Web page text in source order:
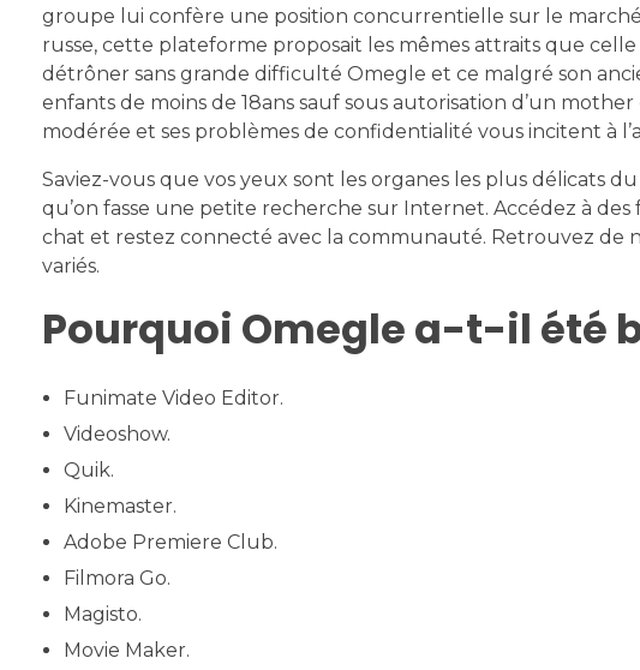
groupe lui confère une position concurrentielle sur le
russe, cette plateforme proposait les mêmes attraits que
détrôner sans grande difficulté Omegle et ce malgré son
enfants de moins de 18ans sauf sous autorisation d’un mother
modérée et ses problèmes de confidentialité vous incitent à
Saviez-vous que vos yeux sont les organes les plus délicats
qu’on fasse une petite recherche sur Internet. Accédez à
chat et restez connecté avec la communauté. Retrouvez de
variés.
Pourquoi Omegle a-t-il été
Funimate Video Editor.
Videoshow.
Quik.
Kinemaster.
Adobe Premiere Club.
Filmora Go.
Magisto.
Movie Maker.